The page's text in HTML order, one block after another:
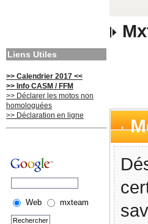
Liens Utiles
>> Calendrier 2017 <<
>> Info CASM / FFM
>> Déclarer les motos non
homologuées
>> Déclaration en ligne
Web mxteam